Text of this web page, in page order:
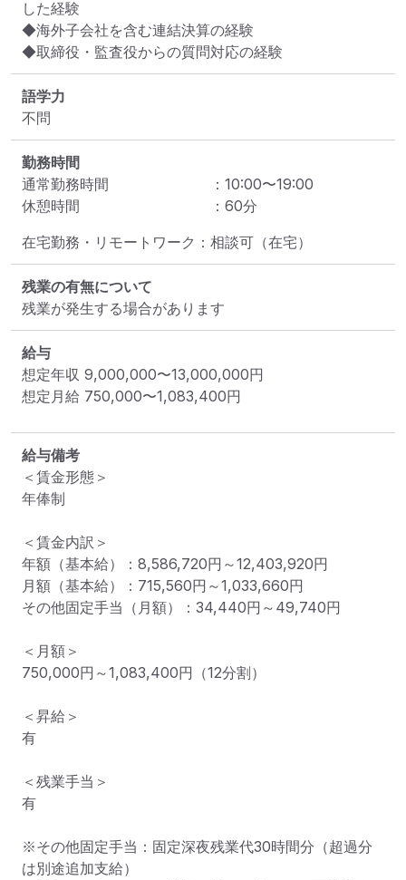
した経験
◆海外子会社を含む連結決算の経験
◆取締役・監査役からの質問対応の経験
語学力
不問
勤務時間
通常勤務時間
： 10:00〜19:00
休憩時間
： 60分
在宅勤務・リモートワーク：相談可（在宅）
残業の有無について
残業が発生する場合があります
給与
想定年収 9,000,000〜13,000,000円
想定月給 750,000〜1,083,400円
給与備考
＜賃金形態＞
年俸制
＜賃金内訳＞
年額（基本給）：8,586,720円～12,403,920円
月額（基本給）：715,560円～1,033,660円
その他固定手当（月額）：34,440円～49,740円
＜月額＞
750,000円～1,083,400円（12分割）
＜昇給＞
有
＜残業手当＞
有
※その他固定手当：固定深夜残業代30時間分（超過分
は別途追加支給）